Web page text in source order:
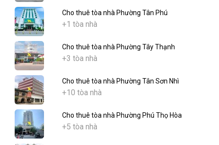
Cho thuê tòa nhà Phường Tân Phú
+1 tòa nhà
Cho thuê tòa nhà Phường Tây Thạnh
+3 tòa nhà
Cho thuê tòa nhà Phường Tân Sơn Nhì
+10 tòa nhà
Cho thuê tòa nhà Phường Phú Thọ Hòa
+5 tòa nhà